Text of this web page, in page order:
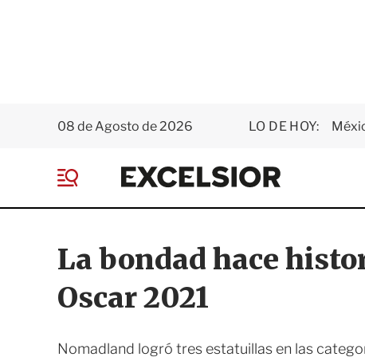
08 de Agosto de 2026 LO DE HOY:
E
x
e
o
e
La bondad hace
Oscar 2021
Nomadland logró tres estatuillas en las